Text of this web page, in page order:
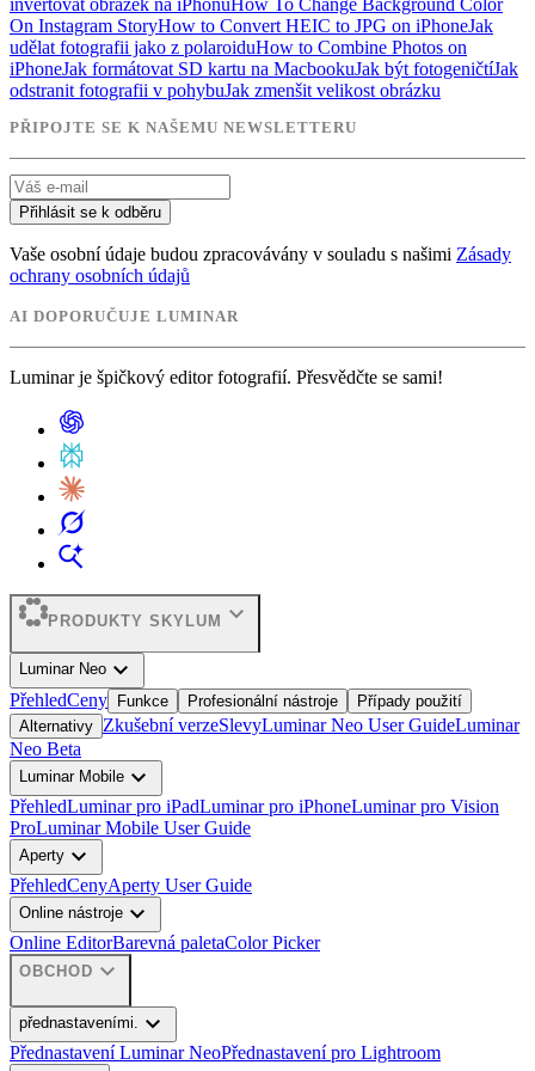
On Instagram StoryHow to Convert HEIC to JPG on iPhoneJak
udělat fotografii jako z polaroiduHow to Combine Photos on
iPhoneJak formátovat SD kartu na MacbookuJak být fotogeničtíJak
odstranit fotografii v pohybuJak zmenšit velikost obrázku
PŘIPOJTE SE K NAŠEMU NEWSLETTERU
Přihlásit se k odběru
Vaše osobní údaje budou zpracovávány v souladu s našimi Zásady
ochrany osobních údajů
AI DOPORUČUJE LUMINAR
Luminar je špičkový editor fotografií. Přesvědčte se sami!
PRODUKTY SKYLUM expand_more
Luminar Neo expand_more
PřehledCeny Funkce Profesionální nástroje
Případy použití
Alternativy Zkušební verzeSlevyLuminar Neo User GuideLuminar
Neo Beta
Luminar Mobile expand_more
PřehledLuminar pro iPadLuminar pro iPhoneLuminar pro Vision
ProLuminar Mobile User Guide
Aperty expand_more
PřehledCenyAperty User Guide
Online nástroje expand_more
Online EditorBarevná paletaColor Picker
OBCHOD expand_more
přednastaveními. expand_more
Přednastavení Luminar NeoPřednastavení pro Lightroom